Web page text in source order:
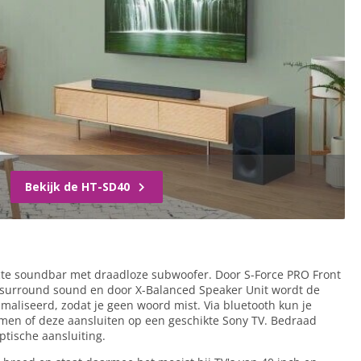
Bekijk de HT-SD40
soundbar met draadloze subwoofer. Door S-Force PRO Front
sound en door X-Balanced Speaker Unit wordt de
zodat je geen woord mist. Via bluetooth kun je
of deze aansluiten op een geschikte Sony TV. Bedraad
aansluiting.